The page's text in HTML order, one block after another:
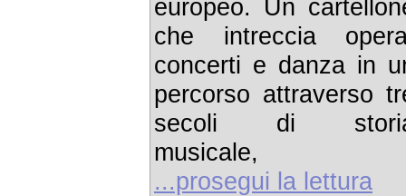
europeo. Un
che intreccia
concerti e danza in
percorso attraverso
secoli di
musicale,
...prosegui la lettura